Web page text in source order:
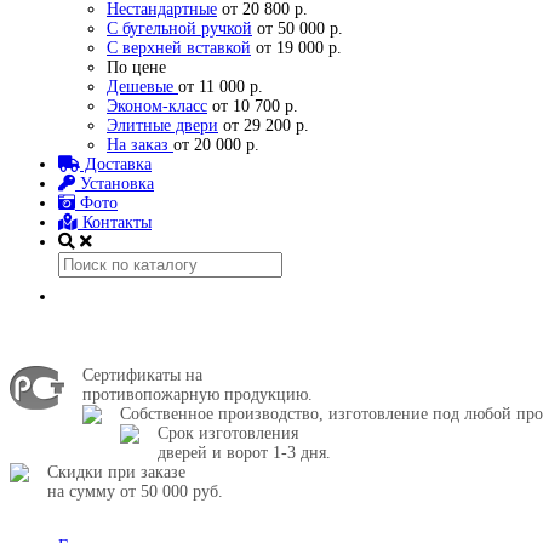
Нестандартные от 20 800 р.
С бугельной ручкой от 50 000 р.
С верхней вставкой от 19 000 р.
По цене
Дешевые от 11 000 р.
Эконом-класс от 10 700 р.
Элитные двери от 29 200 р.
На заказ от 20 000 р.
Доставка
Установка
Фото
Контакты
Сертификаты на
противопожарную продукцию.
Собственное производство, изготовление под любой
Срок изготовления
дверей и ворот 1-3 дня.
Скидки при заказе
на сумму от 50 000 руб.